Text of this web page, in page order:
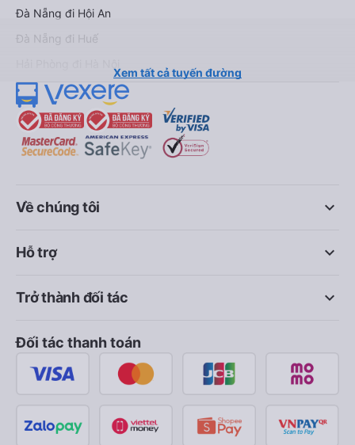
Đà Nẵng đi Hội An
Đà Nẵng đi Huế
Xem tất cả tuyến đường
keyboard_arrow_down
Về chúng tôi
keyboard_arrow_down
Hỗ trợ
keyboard_arrow_down
Trở thành đối tác
Đối tác thanh toán